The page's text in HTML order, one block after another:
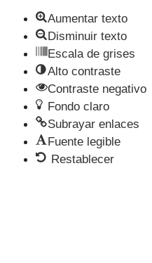
Aumentar texto
Disminuir texto
Escala de grises
Alto contraste
Contraste negativo
Fondo claro
Subrayar enlaces
Fuente legible
Restablecer